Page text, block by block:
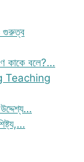
গুরুত্ব
কাকে বলে?…
Teaching
উদ্দেশ্য…